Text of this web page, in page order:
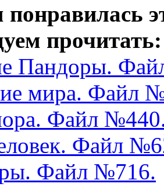
прочитать:
Пандоры.
мира. Файл
Файл
Файл
Файл №716.